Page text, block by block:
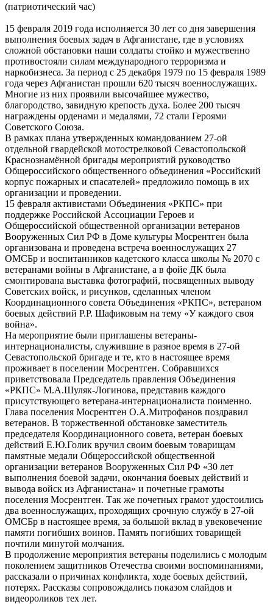
(патриотический час)
15 февраля 2019 года исполняется 30 лет со дня завершения
выполнения боевых задач в Афганистане, где в условиях
сложной обстановки наши солдаты стойко и мужественно
противостояли силам международного терроризма и
наркобизнеса. За период с 25 декабря 1979 по 15 февраля 1989
года через Афганистан прошли 620 тысяч военнослужащих.
Многие из них проявили высочайшее мужество,
благородство, завидную крепость духа. Более 200 тысяч
награждены орденами и медалями, 72 стали Героями
Советского Союза.
В рамках плана утвержденных командованием 27-ой
отдельной гвардейской мотострелковой Севастопольской
Краснознамённой бригады мероприятий руководство
Общероссийского общественного объединения «Российский
корпус пожарных и спасателей» предложило помощь в их
организации и проведении.
15 февраля активистами Объединения «РКПС» при
поддержке Российской Ассоциации Героев и
Общероссийской общественной организации ветеранов
Вооруженных Сил РФ в Доме культуры Мосрентген была
организована и проведена встреча военнослужащих 27
ОМСБр и воспитанников кадетского класса школы № 2070 с
ветеранами войны в Афганистане, а в фойе ДК была
смонтирована выставка фотографий, посвященных выводу
Советских войск, и рисунков, сделанных членом
Координационного совета Объединения «РКПС», ветераном
боевых действий Р.Р. Шафиковым на тему «У каждого своя
война».
На мероприятие были приглашены ветераны-
интернационалисты, служившие в разное время в 27-ой
Севастопольской бригаде и те, кто в настоящее время
проживает в поселении Мосрентген. Собравшихся
приветствовала Председатель правления Объединения
«РКПС» М.А.Шуляк-Логинова, представив каждого
присутствующего ветерана-интернационалиста поименно.
Глава поселения Мосрентген О.А.Митрофанов поздравил
ветеранов. В торжественной обстановке заместитель
председателя Координационного совета, ветеран боевых
действий Е.Ю.Голик вручил своим боевым товарищам
памятные медали Общероссийской общественной
организации ветеранов Вооруженных Сил РФ «30 лет
выполнения боевой задачи, окончания боевых действий и
вывода войск из Афганистана» и почетные грамоты
поселения Мосрентген. Так же почетных грамот удостоились
два военнослужащих, проходящих срочную службу в 27-ой
ОМСБр в настоящее время, за большой вклад в увековечение
памяти погибших воинов. Память погибших товарищей
почтили минутой молчания.
В продолжение мероприятия ветераны поделились с молодым
поколением защитников Отечества своими воспоминаниями,
рассказали о причинах конфликта, ходе боевых действий,
потерях. Рассказы сопровождались показом слайдов и
видеороликов тех лет.